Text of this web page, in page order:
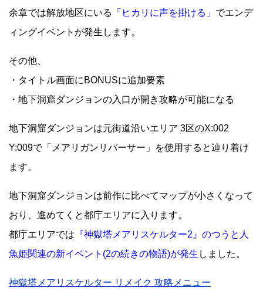
余章では解放地区にいる 「ヒカリに声を掛ける」 でエンデ
ィングイベントが発生します。
その他、
・タイトル画面にBONUSに追加要素
・地下洞窟ダンジョンの入口が開き攻略が可能になる
地下洞窟ダンジョンは元街道沿いエリア 3区のX:002
Y:009で「メアリガンリバーサー」を使用すると辿り着け
ます。
地下洞窟ダンジョンは前作に比べてマップが小さくなって
おり、進めてくと都庁エリアに入ります。
都庁エリアでは 『神獄塔メアリスケルター2』のつうと人
魚姫関連の新イベント(2の続きの物語)が発生 しました。
神獄塔メアリスケルター リメイク 攻略メニュー